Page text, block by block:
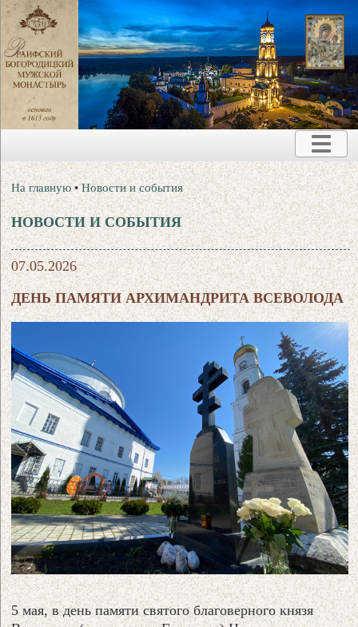
На главную •Новости и события
НОВОСТИ И СОБЫТИЯ
07.05.2026
ДЕНЬ ПАМЯТИ АРХИМАНДРИТА ВСЕВОЛОДА
5 мая, в день памяти святого благоверного князя